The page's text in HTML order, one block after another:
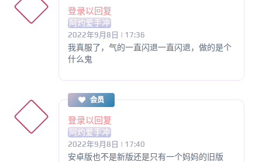
登录以回复
阿灼爱手冲
2022年9月8日 | 17:36
我真服了，气的一直闪退一直闪退，做的是个
什么鬼
会员
登录以回复
阿灼爱手冲
2022年9月8日 | 17:40
安卓版也不是新版还是只有一个妈妈的旧版